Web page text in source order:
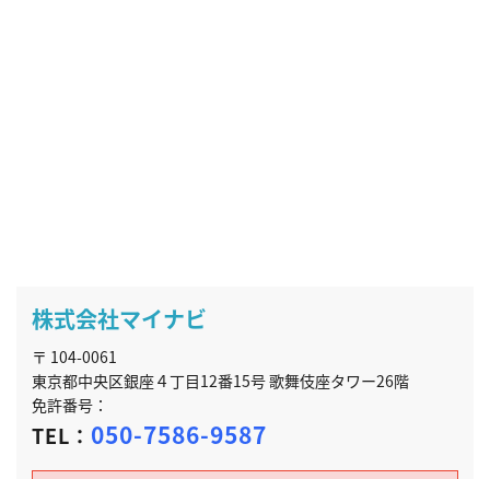
株式会社マイナビ
〒 104-0061
東京都中央区銀座４丁目12番15号 歌舞伎座タワー26階
免許番号：
TEL： 050-7586-9587